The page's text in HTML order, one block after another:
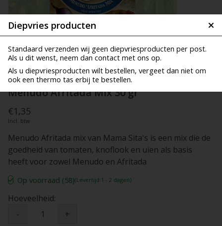
Diepvries producten
Standaard verzenden wij geen diepvriesproducten per post.
Als u dit wenst, neem dan contact met ons op.
Als u diepvriesproducten wilt bestellen, vergeet dan niet om
ook een thermo tas erbij te bestellen.
Menudo Afritada Mix 30 gr
€1,35
Incl. btw
Menudo Afritada mix van Mama Sita's is een mix die de
goedheid van tomaten, knoflook en uien als basis
heeft voor zowel Menudo en Afritada
Op voorraad (58)(Levertijd:1 - 2 dagen)
Hoeveelheid:
-
+